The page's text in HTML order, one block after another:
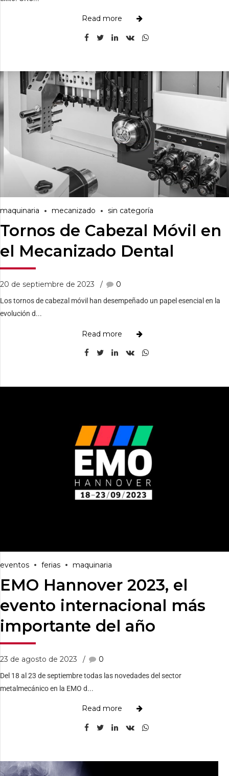
Read more
maquinaria mecanizado sin categoría
Tornos de Cabezal Móvil en
el Mecanizado Dental
20 de septiembre de 2023 0
Los tornos de cabezal móvil han desempeñado un papel esencial en la
evolución d...
Read more
eventos ferias maquinaria
EMO Hannover 2023, el
evento internacional más
importante del año
23 de agosto de 2023 0
Del 18 al 23 de septiembre todas las novedades del sector
metalmecánico en la EMO d...
Read more